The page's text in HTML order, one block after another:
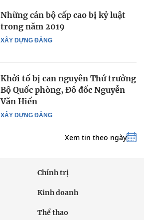
XÂY DỰNG ĐẢNG
Những cán bộ cấp cao bị kỷ luật
trong năm 2019
XÂY DỰNG ĐẢNG
Khởi tố bị can nguyên Thứ trưởng
Bộ Quốc phòng, Đô đốc Nguyễn
Văn Hiến
Xem tin theo ngày
Chính trị
Kinh doanh
Thể thao